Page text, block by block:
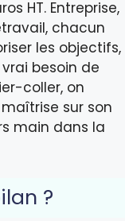
HT. Entreprise,
chacun
les objectifs,
besoin de
coller, on
sur son
main dans la
?